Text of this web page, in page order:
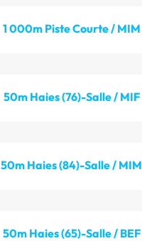
1 000m Piste Courte / MIM
50m Haies (76)-Salle / MIF
50m Haies (84)-Salle / MIM
50m Haies (65)-Salle / BEF